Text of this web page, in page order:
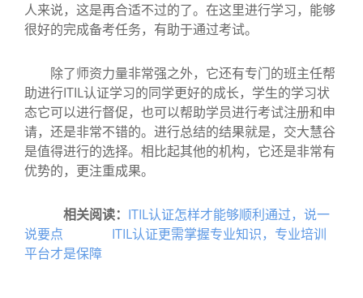
人来说，这是再合适不过的了。在这里进行学习，能够
很好的完成备考任务，有助于通过考试。
除了师资力量非常强之外，它还有专门的班主任帮
助进行ITIL认证学习的同学更好的成长，学生的学习状
态它可以进行督促，也可以帮助学员进行考试注册和申
请，还是非常不错的。进行总结的结果就是，交大慧谷
是值得进行的选择。相比起其他的机构，它还是非常有
优势的，更注重成果。
相关阅读： ITIL认证怎样才能够顺利通过，说一
说要点
ITIL认证更需掌握专业知识，专业培训
平台才是保障